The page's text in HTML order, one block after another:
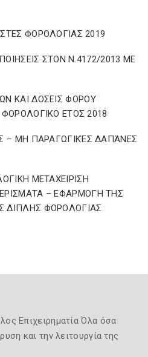
ΦΟΡΟΛΟΓΙΑΣ 2019
ΣΤΟΝ Ν.4172/2013 ΜΕ
ΚΑΙ ΔΟΣΕΙΣ ΦΟΡΟΥ
ΕΤΟΣ 2018
– ΜΗ ΠΑΡΑΓΩΓΙΚΈΣ ΔΑΠΆΝΕΣ
ΜΕΤΑΧΕΙΡΙΣΗ
– ΕΦΑΡΜΟΓΗ ΤΗΣ
ΔΙΠΛΗΣ ΦΟΡΟΛΟΓΙΑΣ
Επιχειρηματία Όλα όσα
και την λειτουργία της